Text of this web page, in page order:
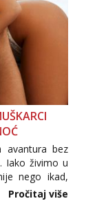
avantura bez
Iako živimo u
nego ikad,
rasprave. Što
Pročitaj više